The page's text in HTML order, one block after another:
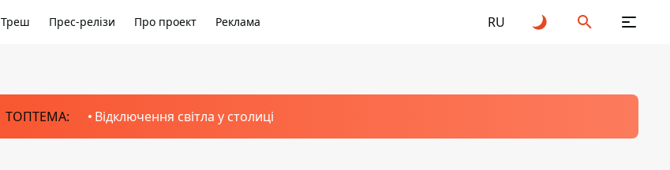
Треш Прес-релізи Про проект Реклама RU
ТОПТЕМА: Відключення світла у столиці